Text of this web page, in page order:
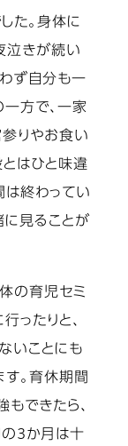
た。身体に
泣きが続い
ず自分も一
一方で、一家
参りやお食い
とはひと味違
は終わってい
に見ることが
の育児セミ
ったりと、
いことにも
。育休期間
できたら、
の3か月は十